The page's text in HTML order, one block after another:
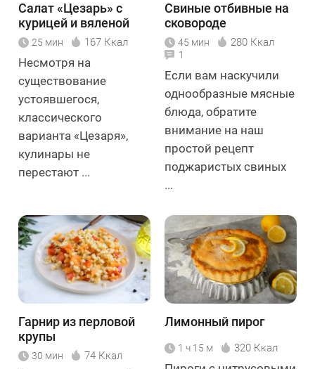
Салат «Цезарь» с
курицей и вяленой
клюквой
25 мин 167 Ккал
Несмотря на
существование
устоявшегося,
классического
варианта «Цезаря»,
кулинары не
перестают ...
Свиные отбивные на
сковороде
45 мин 280 Ккал
1
Если вам наскучили
однообразные мясные
блюда, обратите
внимание на наш
простой рецепт
поджаристых свиных
...
Гарнир из перловой
крупы
30 мин 74 Ккал
Лимонный пирог
1 ч 15 м 320 Ккал